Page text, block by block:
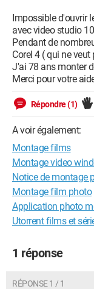
Impossible d'ouvrir
avec video studio
Pendant de
Corel 4 ( qui ne
J'ai 78 ans monter
Merci pour votre
Répondre (1)
A voir également:
Montage films
Montage video
Notice de montage
Montage film photo
Application photo
Utorrent films et
1 réponse
RÉPONSE 1 / 1